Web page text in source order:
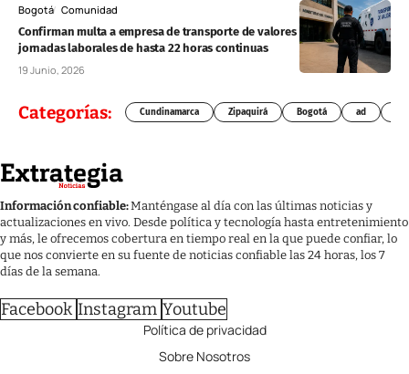
Bogotá Comunidad
Confirman multa a empresa de transporte de valores por imponer
jornadas laborales de hasta 22 horas continuas
19 Junio, 2026
Categorías: Cundinamarca Zipaquirá Bogotá ad
Información confiable:Manténgase al día con las últimas noticias y
actualizaciones en vivo. Desde política y tecnología hasta entretenimiento
y más, le ofrecemos cobertura en tiempo real en la que puede confiar, lo
que nos convierte en su fuente de noticias confiable las 24 horas, los 7
días de la semana.
Facebook Instagram Youtube
Política de privacidad
Sobre Nosotros